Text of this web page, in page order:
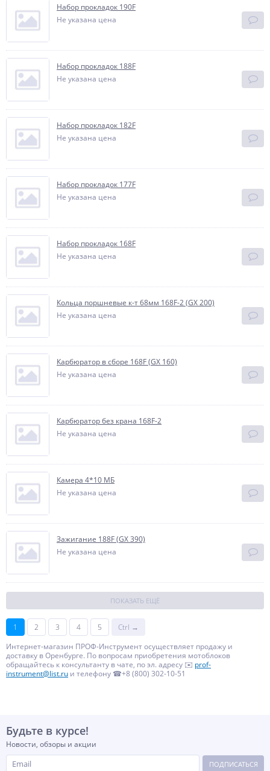
Набор прокладок 190F
Не указана цена
Набор прокладок 188F
Не указана цена
Набор прокладок 182F
Не указана цена
Набор прокладок 177F
Не указана цена
Набор прокладок 168F
Не указана цена
Кольца поршневые к-т 68мм 168F-2 (GX 200)
Не указана цена
Карбюратор в сборе 168F (GX 160)
Не указана цена
Карбюратор без крана 168F-2
Не указана цена
Камера 4*10 МБ
Не указана цена
Зажигание 188F (GX 390)
Не указана цена
ПОКАЗАТЬ ЕЩЁ
1 2 3 4 5
Ctrl →
Интернет-магазин ПРОФ-Инструмент осуществляет продажу и
доставку в Оренбурге. По вопросам приобретения мотоблоков
обращайтесь к консультанту в чате, по эл. адресу ✉️ prof-
instrument@list.ru и телефону ☎+8 (800) 302-10-51
Будьте в курсе!
Новости, обзоры и акции
ПОДПИСАТЬСЯ